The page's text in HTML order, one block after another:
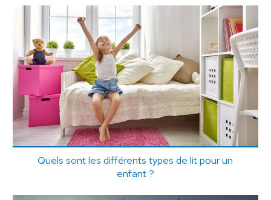
Quels sont les différents types de lit pour un
enfant ?